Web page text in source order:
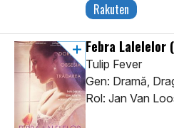
Rakuten
Febra Lalelelor
Tulip Fever
Gen: Dramă,
Rol: Jan Van